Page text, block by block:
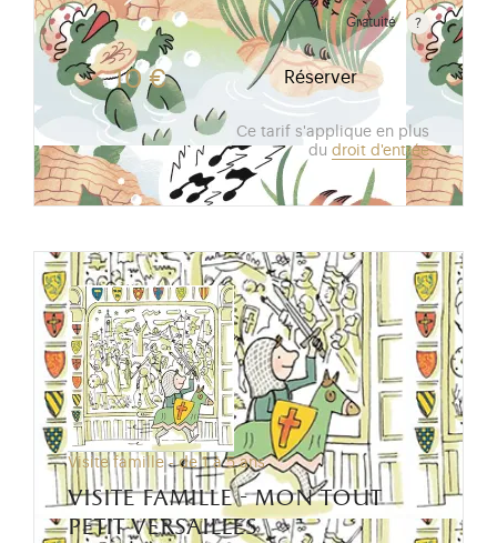
Gratuité
Gratuit pour les enfants de moins de 10 ans. Tarif
10 € Réserver
Ce tarif s'applique en plus
du droit d'entrée
Visite famille - de 1 à 5 ans
visite famille - mon tout
petit versailles